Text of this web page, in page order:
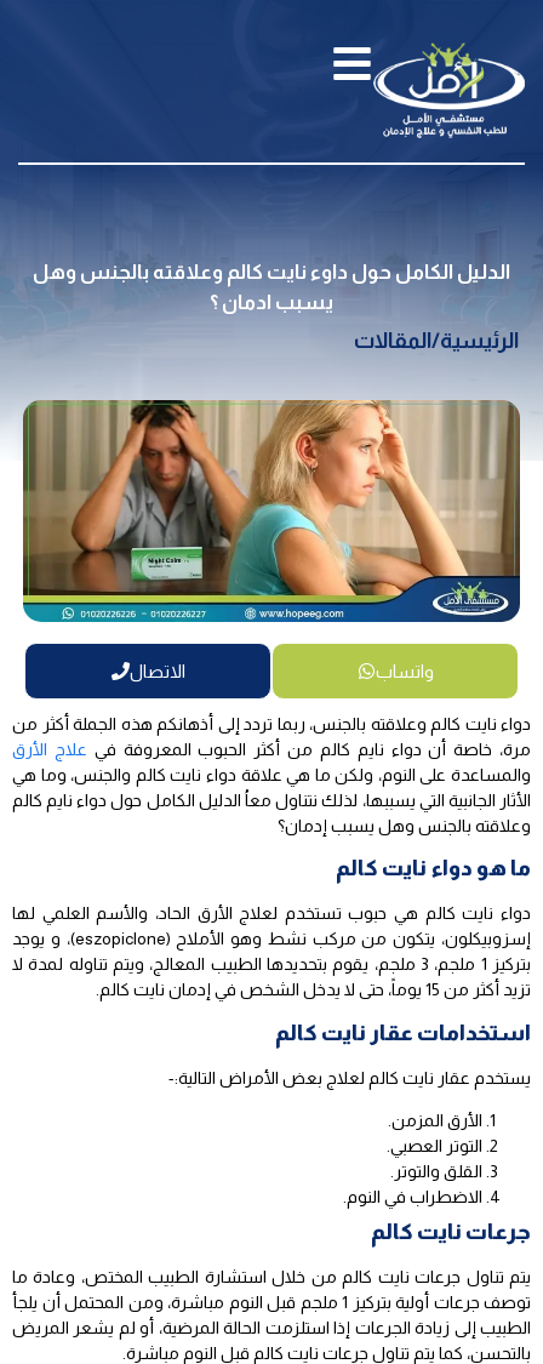
الدليل الكامل حول داوء نايت كالم وعلاقته بالجنس وهل
يسبب ادمان ؟
الرئيسية/المقالات
واتساب الاتصال
دواء نايت كالم وعلاقته بالجنس، ربما تردد إلى أذهانكم هذه الجملة أكثر من
مرة، خاصة أن دواء نايم كالم من أكثر الحبوب المعروفة في علاج الأرق
والمساعدة على النوم، ولكن ما هي علاقة دواء نايت كالم والجنس، وما هي
الأثار الجانبية التي يسببها، لذلك نتناول معاُ الدليل الكامل حول دواء نايم كالم
وعلاقته بالجنس وهل يسبب إدمان؟
ما هو دواء نايت كالم
دواء نايت كالم هي حبوب تستخدم لعلاج الأرق الحاد، والأسم العلمي لها
إسزوبيكلون، يتكون من مركب نشط وهو الأملاح (eszopiclone)، و يوجد
بتركيز 1 ملجم، 3 ملجم، يقوم بتحديدها الطبيب المعالج، ويتم تناوله لمدة لا
تزيد أكثر من 15 يوماً، حتى لا يدخل الشخص في إدمان نايت كالم.
استخدامات عقار نايت كالم
يستخدم عقار نايت كالم لعلاج بعض الأمراض التالية:-
الأرق المزمن.
التوتر العصبي.
القلق والتوتر.
الاضطراب في النوم.
جرعات نايت كالم
يتم تناول جرعات نايت كالم من خلال استشارة الطبيب المختص، وعادة ما
توصف جرعات أولية بتركيز 1 ملجم قبل النوم مباشرة، ومن المحتمل أن يلجأ
الطبيب إلى زيادة الجرعات إذا استلزمت الحالة المرضية، أو لم يشعر المريض
بالتحسن، كما يتم تناول جرعات نايت كالم قبل النوم مباشرة.